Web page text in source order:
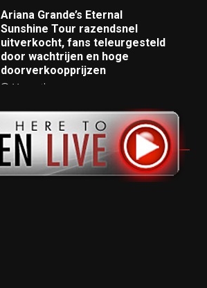
Ariana Grande’s Eternal
Sunshine Tour razendsnel
uitverkocht, fans teleurgesteld
door wachtrijen en hoge
doorverkoopprijzen
11 months ago